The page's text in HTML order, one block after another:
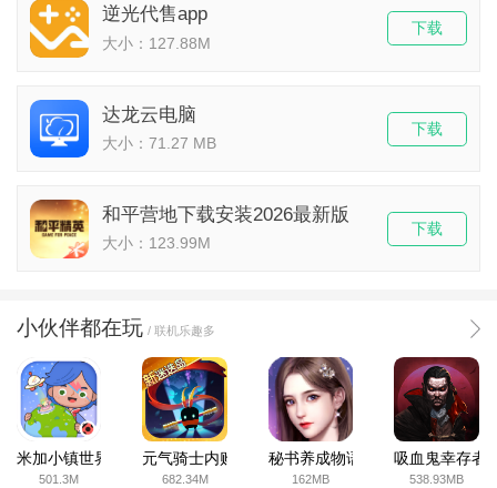
逆光代售app
大小：127.88M
下载
达龙云电脑
大小：71.27 MB
下载
和平营地下载安装2026最新版
大小：123.99M
下载
小伙伴都在玩 / 联机乐趣多
米加小镇世界2025官方版
501.3M
元气骑士内购破解版
682.34M
秘书养成物语
162MB
吸血鬼幸存者
538.93MB